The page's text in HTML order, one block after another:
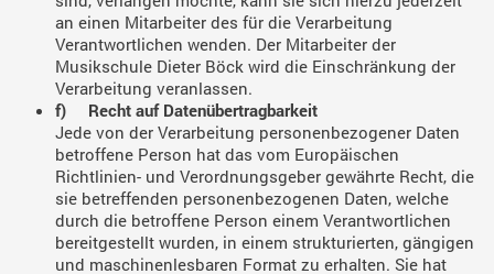
an einen Mitarbeiter des für die Verarbeitung
Verantwortlichen wenden. Der Mitarbeiter der
Musikschule Dieter Böck wird die Einschränkung der
Verarbeitung veranlassen.
f) Recht auf Datenübertragbarkeit
Jede von der Verarbeitung personenbezogener Daten
betroffene Person hat das vom Europäischen
Richtlinien- und Verordnungsgeber gewährte Recht, die
sie betreffenden personenbezogenen Daten, welche
durch die betroffene Person einem Verantwortlichen
bereitgestellt wurden, in einem strukturierten, gängigen
und maschinenlesbaren Format zu erhalten. Sie hat